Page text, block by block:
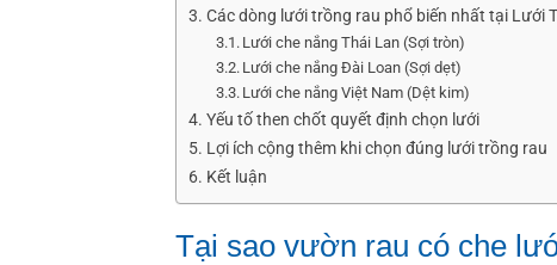
Các dòng lưới trồng rau phổ biến nhất tại Lưới
Lưới che nắng Thái Lan (Sợi tròn)
Lưới che nắng Đài Loan (Sợi dẹt)
Lưới che nắng Việt Nam (Dệt kim)
Yếu tố then chốt quyết định chọn lưới
Lợi ích cộng thêm khi chọn đúng lưới trồng rau
Kết luận
Tại sao vườn rau có che